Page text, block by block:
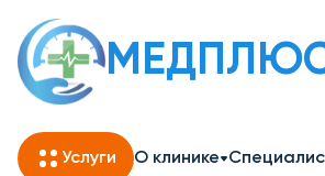
Услуги О клинике